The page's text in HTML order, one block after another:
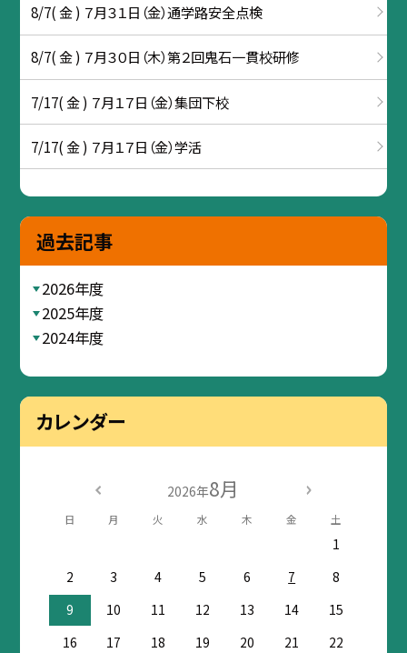
8/7( 金 ) ７月３１日（金）通学路安全点検
8/7( 金 ) ７月３０日（木）第２回鬼石一貫校研修
7/17( 金 ) ７月１７日（金）集団下校
7/17( 金 ) ７月１７日（金）学活
過去記事
2026年度
2025年度
2024年度
カレンダー
2026年8月
日 月 火 水 木 金 土
1
2
3 4 5 6 7
8
9
10 11 12 13 14
15
16
17 18 19 20 21
22